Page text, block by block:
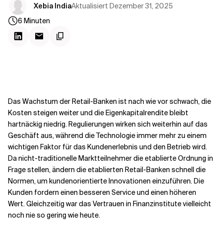
Xebia IndiaAktualisiert Dezember 31, 2025
6 Minuten
Das Wachstum der Retail-Banken ist nach wie vor schwach, die
Kosten steigen weiter und die Eigenkapitalrendite bleibt
hartnäckig niedrig. Regulierungen wirken sich weiterhin auf das
Geschäft aus, während die Technologie immer mehr zu einem
wichtigen Faktor für das Kundenerlebnis und den Betrieb wird.
Da nicht-traditionelle Marktteilnehmer die etablierte Ordnung in
Frage stellen, ändern die etablierten Retail-Banken schnell die
Normen, um kundenorientierte Innovationen einzuführen. Die
Kunden fordern einen besseren Service und einen höheren
Wert. Gleichzeitig war das Vertrauen in Finanzinstitute vielleicht
noch nie so gering wie heute.